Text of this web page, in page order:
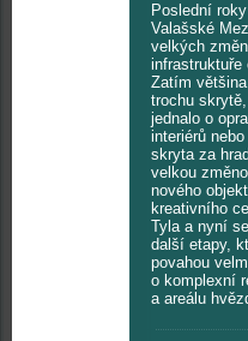
Poslední
Valašské
velkých
infrastruktuře
Zatím
trochu
jednalo o
interiérů
skryta za
velkou
nového
kreativního
Tyla a nyní
další etapy,
povahou
o komplexní
a areálu